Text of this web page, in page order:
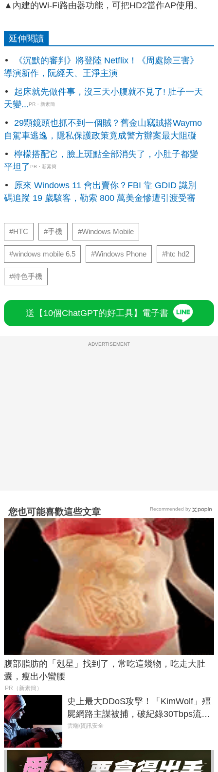
▲內建的Wi-Fi路由器功能，可把HD2當作AP使用。
延伸閱讀
《沉默的審判》將登陸 Netflix！《周處除三害》
導演新作，阮經天、王淨主演
起床就先做件事，沒三天小腹就不見了! 肚子一天
天變...PR・新素簡
29顆鏡頭也抓不到一個賊？舊金山竊賊搭Waymo
自駕車逃逸，隱私保護政策竟成警方辦案最大阻礙
檸檬搭配它，臉上斑點全部消失了，小肚子都變
平坦了 PR・新素簡
原來 Windows 11 會出賣你？FBI 靠 GDID 識別
碼追蹤 19 歲駭客，勒索 800 萬美金慘遭引渡受審
#HTC #手機 #Windows Mobile
#windows mobile 6.5 #Windows Phone #htc hd2
#特色手機
送【10個ChatGPT的好工具】電子書
ADVERTISEMENT
您也可能喜歡這些文章
腹部脂肪的「剋星」找到了，常吃這幾物，吃走大肚
囊，瘦出小蠻腰
PR（新素簡）
史上最大DDoS攻擊！「KimWolf」殭
屍網路主謀被捕，破紀錄30Tbps流量
癱瘓全球！
雲端/資訊安全
Recommended by